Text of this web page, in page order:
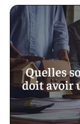
Quelles
doit avoir